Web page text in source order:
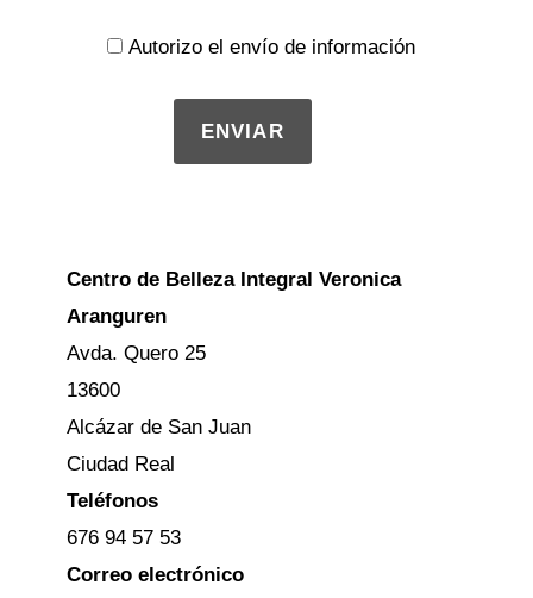
Autorizo el envío de información
ENVIAR
Centro de Belleza Integral Veronica
Aranguren
Avda. Quero 25
13600
Alcázar de San Juan
Ciudad Real
Teléfonos
676 94 57 53
Correo electrónico